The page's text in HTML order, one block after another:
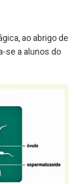
ao abrigo de
se a alunos do